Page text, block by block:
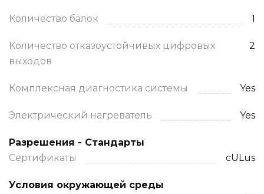
Количество балок 1
Количество отказоустойчивых цифровых
выходов
2
Комплексная диагностика системы Yes
Электрический нагреватель Yes
Разрешения - Стандарты
Сертификаты
cULus
Условия окружающей среды